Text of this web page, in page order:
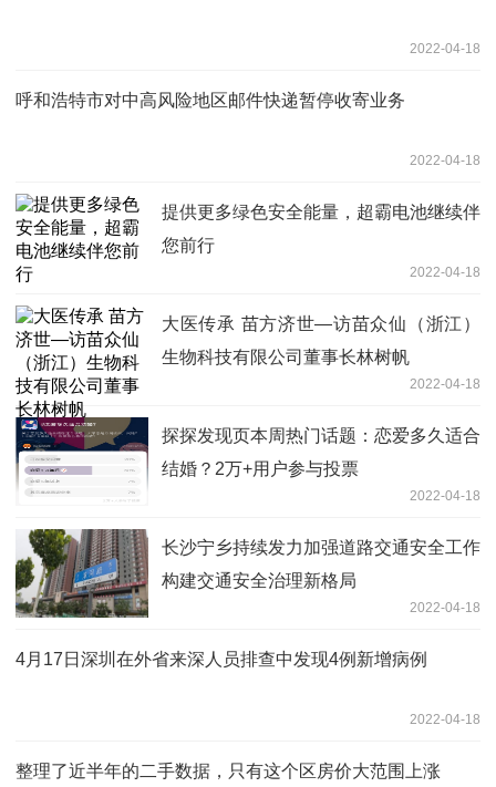
2022-04-18
呼和浩特市对中高风险地区邮件快递暂停收寄业务
2022-04-18
提供更多绿色安全能量，超霸电池继续伴
您前行
2022-04-18
大医传承 苗方济世—访苗众仙（浙江）
生物科技有限公司董事长林树帆
2022-04-18
探探发现页本周热门话题：恋爱多久适合
结婚？2万+用户参与投票
2022-04-18
长沙宁乡持续发力加强道路交通安全工作
构建交通安全治理新格局
2022-04-18
4月17日深圳在外省来深人员排查中发现4例新增病例
2022-04-18
整理了近半年的二手数据，只有这个区房价大范围上涨